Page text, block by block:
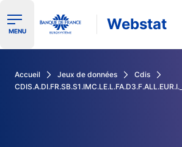
Ouvrir le menu de navigation
MENU Webstat
Accueil Jeux de données
Cdis